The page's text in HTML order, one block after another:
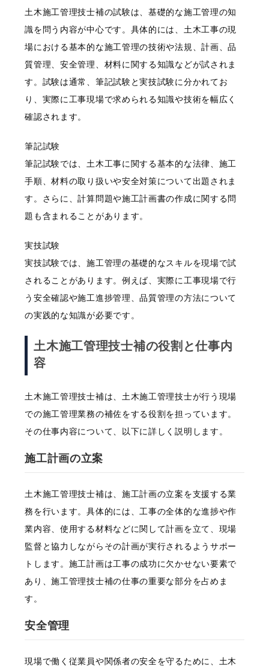
土木施工管理技士補の試験は、基礎的な施工管理の知
識を問う内容が中心です。具体的には、土木工事の現
場における基本的な施工管理の技術や法規、計画、品
質管理、安全管理、材料に関する知識などが試されま
す。試験は通常、筆記試験と実技試験に分かれてお
り、実際に工事現場で求められる知識や技術を幅広く
確認されます。
筆記試験
筆記試験では、土木工事に関する基本的な法律、施工
手順、材料の取り扱いや安全対策について出題されま
す。さらに、計算問題や施工計画書の作成に関する問
題も含まれることがあります。
実技試験
実技試験では、施工管理の基礎的なスキルを現場で試
されることがあります。例えば、実際に工事現場で行
う安全確認や施工進捗管理、品質管理の方法について
の実践的な知識が必要です。
土木施工管理技士補の役割と仕事内
容
土木施工管理技士補は、土木施工管理技士が行う現場
での施工管理業務の補佐をする役割を担っています。
その仕事内容について、以下に詳しく説明します。
施工計画の立案
土木施工管理技士補は、施工計画の立案を支援する業
務を行います。具体的には、工事の全体的な進捗や作
業内容、使用する材料などに関して計画を立て、現場
監督と協力しながらその計画が実行されるようサポー
トします。施工計画は工事の成功に欠かせない要素で
あり、施工管理技士補の仕事の重要な部分を占めま
す。
安全管理
現場で働く従業員や関係者の安全を守るために、土木